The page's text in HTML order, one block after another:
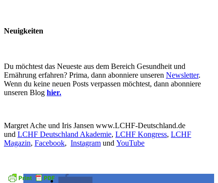
Neuigkeiten
Du möchtest das Neueste aus dem Bereich Gesundheit und
Ernährung erfahren? Prima, dann abonniere unseren Newsletter.
Wenn du keine neuen Posts verpassen möchtest, dann abonniere
unseren Blog hier.
Margret Ache und Iris Jansen www.LCHF-Deutschland.de
und LCHF Deutschland Akademie, LCHF Kongress, LCHF
Magazin, Facebook, Instagram und YouTube